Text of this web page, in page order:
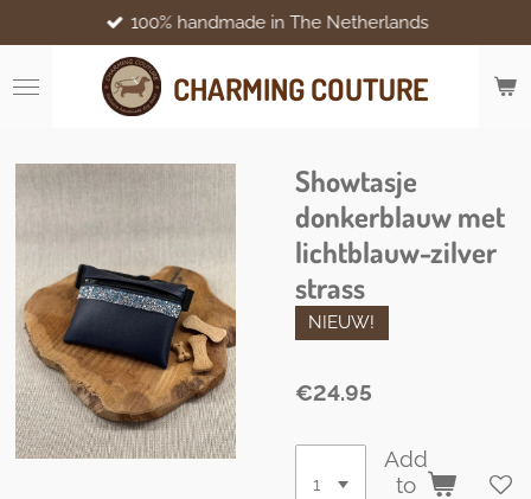
to
main
content
CHARMING COUTURE
100% handmade in The Netherlands
Showtasje
donkerblauw met
lichtblauw-zilver
strass
NIEUW!
€24.95
Add
to